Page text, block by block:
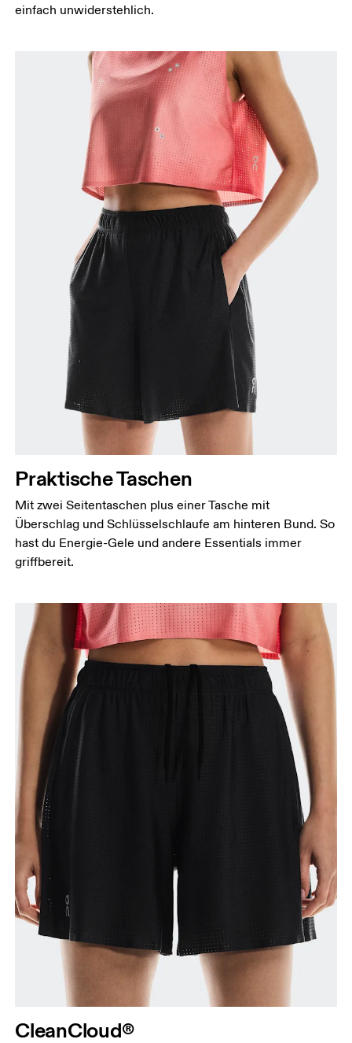
Schrittlänge
Stelle deines Innenbeins bis hinunter zum Knöchel.
einfach unwiderstehlich.
Praktische Taschen
Mit zwei Seitentaschen plus einer Tasche mit
Überschlag und Schlüsselschlaufe am hinteren Bund. So
hast du Energie-Gele und andere Essentials immer
griffbereit.
CleanCloud®